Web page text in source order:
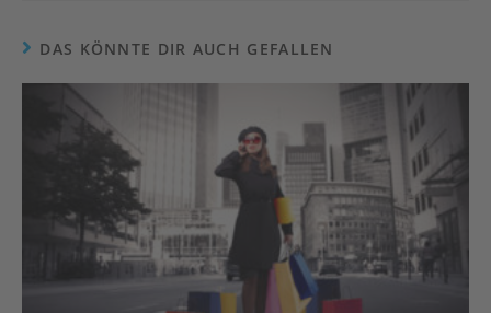
DAS KÖNNTE DIR AUCH GEFALLEN